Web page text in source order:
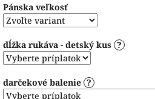
Pánska veľkosť
dĺžka rukáva - detský kus ?
darčekové balenie ?